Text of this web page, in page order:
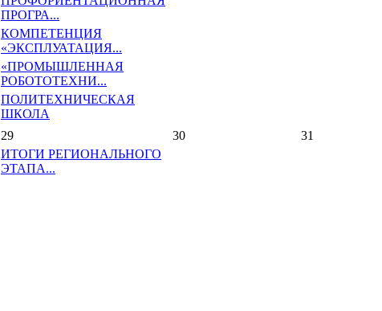
ПРОГРА...
КОМПЕТЕНЦИЯ
«ЭКСПЛУАТАЦИЯ...
«ПРОМЫШЛЕННАЯ
РОБОТОТЕХНИ...
ПОЛИТЕХНИЧЕСКАЯ
ШКОЛА
29
ИТОГИ РЕГИОНАЛЬНОГО
ЭТАПА...
30 31